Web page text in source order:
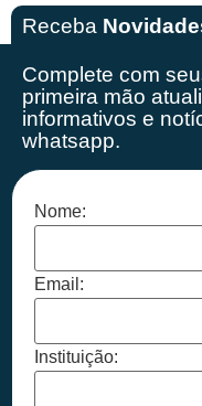
Receba
Complete com
primeira mão
informativos e
whatsapp.
Nome:
Email:
Instituição: